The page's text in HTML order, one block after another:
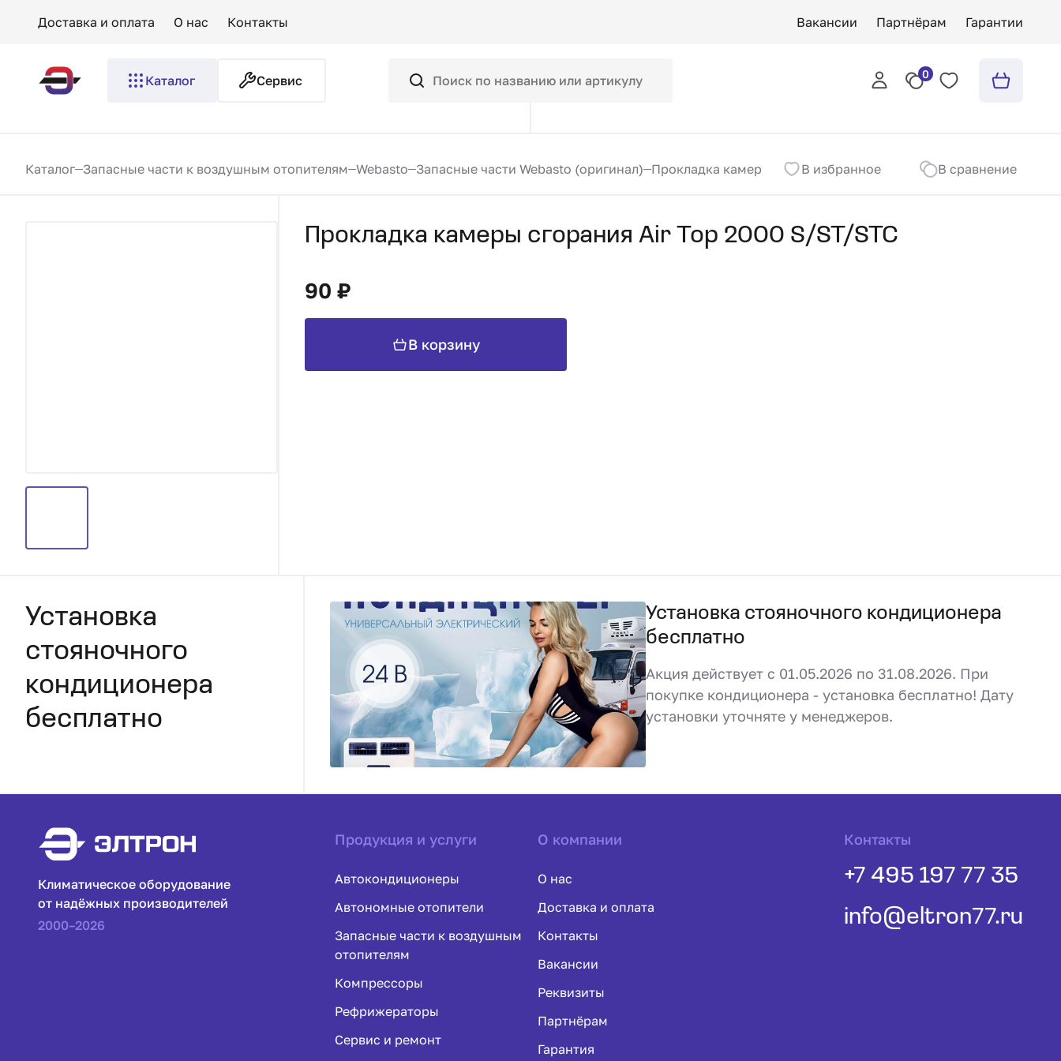
Доставка и оплата О нас Контакты Вакансии Партнёрам Гарантии
Каталог Сервис 0
Каталог Запасные части к воздушным отопителям Webasto Запасные части Webasto (оригинал) Прокладка камеры сгорания Air Top 2000 S/ST/STC
В избранное В сравнение
Прокладка камеры сгорания Air Top 2000 S/ST/STC
90 ₽
В корзину
Установка
стояночного
кондиционера
бесплатно
Установка стояночного кондиционера
бесплатно
Акция действует с 01.05.2026 по 31.08.2026. При
покупке кондиционера - установка бесплатно! Дату
установки уточняте у менеджеров.
Климатическое оборудование
от надёжных производителей
2000–2026
Продукция и услуги
Автокондиционеры
Автономные отопители
Запасные части к воздушным
отопителям
Компрессоры
Рефрижераторы
Сервис и ремонт
О компании
О нас
Доставка и оплата
Контакты
Вакансии
Реквизиты
Партнёрам
Гарантия
Контакты
+7 495 197 77 35
info@eltron77.ru